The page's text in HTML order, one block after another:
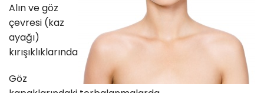
Alın ve göz
çevresi (kaz
ayağı)
kırışıklıklarında
Göz